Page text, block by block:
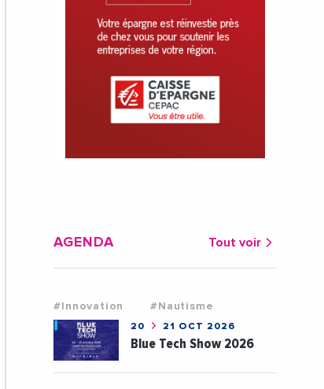
AGENDA Tout voir
#Innovation #Nautisme
20 21 OCT 2026
Blue Tech Show 2026